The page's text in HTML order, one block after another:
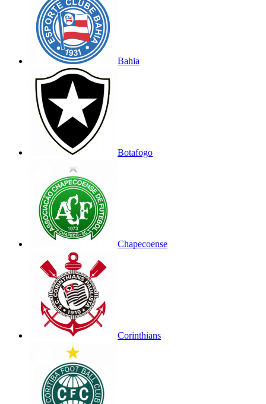
Bahia
Botafogo
Chapecoense
Corinthians